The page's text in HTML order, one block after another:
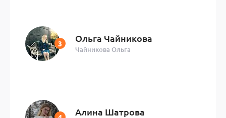
Ольга Чайникова
Чайникова Ольга
Алина Шатрова